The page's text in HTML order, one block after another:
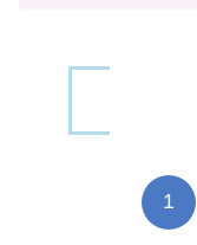
1